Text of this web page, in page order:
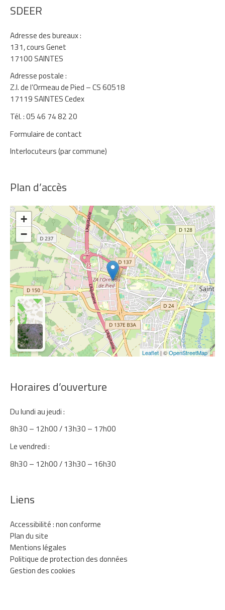
SDEER
Adresse des bureaux :
131, cours Genet
17100 SAINTES
Adresse postale :
Z.I. de l’Ormeau de Pied – CS 60518
17119 SAINTES Cedex
Tél. : 05 46 74 82 20
Formulaire de contact
Interlocuteurs (par commune)
Plan d’accès
+
−
Leaflet | ©OpenStreetMap
Horaires d’ouverture
Du lundi au jeudi :
8h30 – 12h00 / 13h30 – 17h00
Le vendredi :
8h30 – 12h00 / 13h30 – 16h30
Liens
Accessibilité : non conforme
Plan du site
Mentions légales
Politique de protection des données
Gestion des cookies